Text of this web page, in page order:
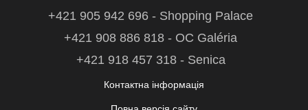
+421 905 942 696 - Shopping Palace
+421 908 886 818 - OC Galéria
+421 918 457 318 - Senica
Контактна інформація